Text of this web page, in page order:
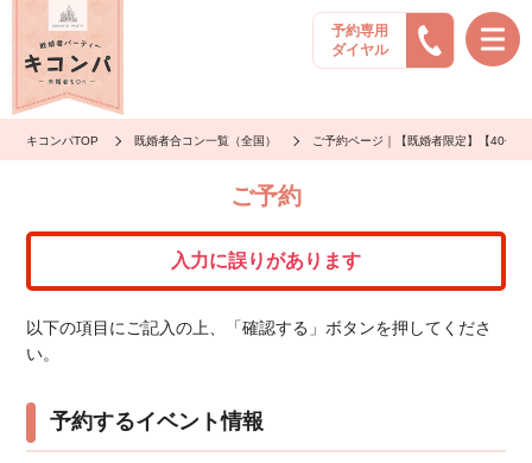
予約専用
ダイヤル
キコンパTOP 既婚者合コン一覧（全国） ご予約ページ｜【既婚者限定】【40代
ご予約
入力に誤りがあります
以下の項目にご記入の上、「確認する」ボタンを押してくださ
い。
予約するイベント情報